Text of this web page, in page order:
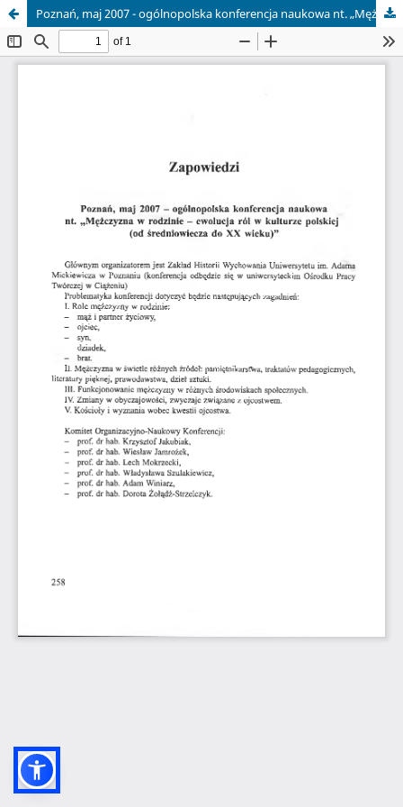
Poznań, maj 2007 - ogólnopolska konferencja naukowa nt. „Mężczyzna w rodzinie - ewolucja ról w kulturze polskiej (od średniowiecza do XX wieku)”